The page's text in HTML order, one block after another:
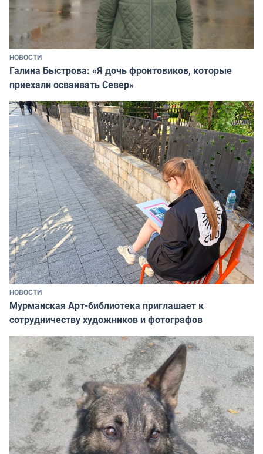
НОВОСТИ
Галина Быстрова: «Я дочь фронтовиков, которые
приехали осваивать Север»
НОВОСТИ
Мурманская Арт-библиотека приглашает к
сотрудничеству художников и фотографов